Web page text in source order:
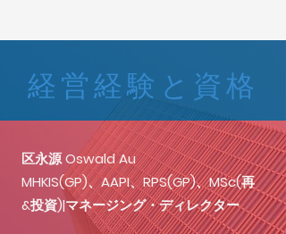
経営経験と資格
区永源 Oswald Au
MHKIS(GP)、AAPI、RPS(GP)、MSc(再
&投資)|マネージング・ディレクター